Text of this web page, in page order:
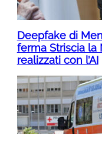
Deepfake di
ferma Striscia la
realizzati con l’AI